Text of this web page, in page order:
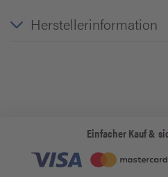
Herstellerinformation
Einfacher Kauf &